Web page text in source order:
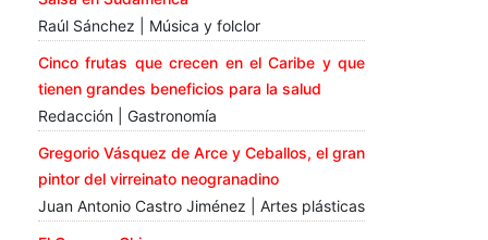
Raúl Sánchez | Música y folclor
Cinco frutas que crecen en el Caribe y que
tienen grandes beneficios para la salud
Redacción | Gastronomía
Gregorio Vásquez de Arce y Ceballos, el gran
pintor del virreinato neogranadino
Juan Antonio Castro Jiménez | Artes plásticas